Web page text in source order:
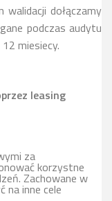
dołączamy
podczas audytu
miesiecy.
leasing
za
korzystne
Zachowane w
na inne cele